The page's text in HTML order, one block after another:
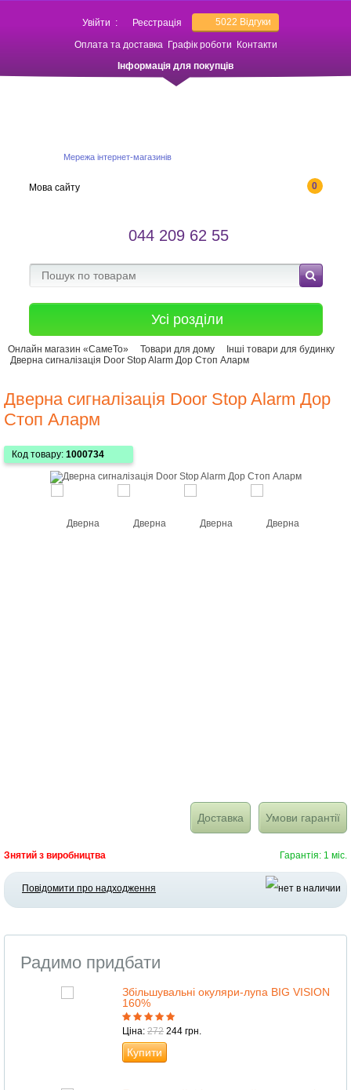
Увійти : Реєстрація 5022 Відгуки
Оплата та доставка Графік роботи
Контакти
Інформація для покупців
Мережа інтернет-магазинів
0
Мова сайту
044 209 62 55
Усі розділи
Онлайн магазин «СамеТо» Товари для дому
Інші товари для будинку
Дверна сигналізація Door Stop Alarm Дор Стоп Аларм
Дверна сигналізація Door Stop Alarm Дор
Стоп Аларм
Код товару: 1000734
Доставка Умови гарантії
Знятий з виробництва Гарантія: 1 міс.
Повідомити про надходження
Радимо придбати
Збільшувальні окуляри-лупа BIG VISION
160%
Ціна: 272 244 грн.
Купити